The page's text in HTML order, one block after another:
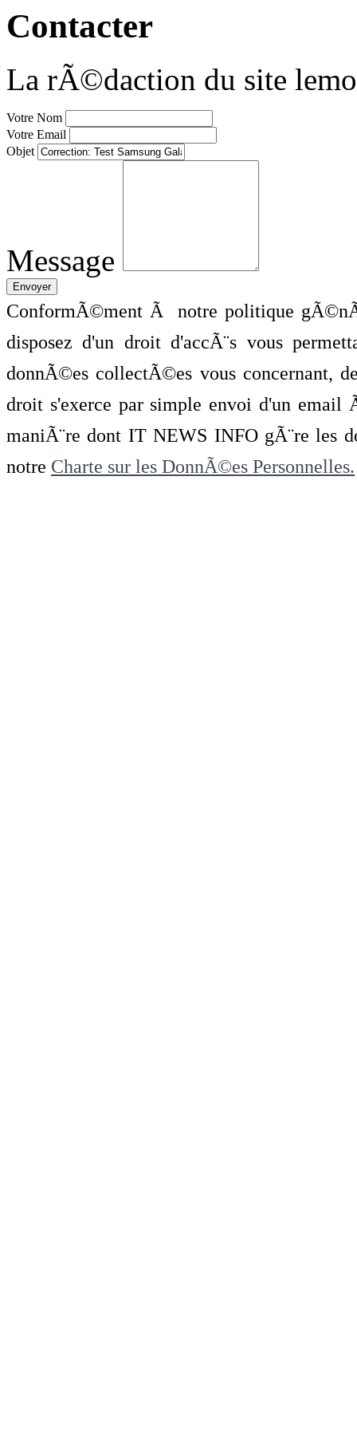
Contacter
La rÃ©daction du site
Votre Nom
Votre Email
Objet
Message
ConformÃ©ment Ã notre politique
disposez d'un droit d'accÃ¨s vous
donnÃ©es collectÃ©es vous concernant,
droit s'exerce par simple envoi d'un
maniÃ¨re dont IT NEWS INFO gÃ¨re les
notre Charte sur les DonnÃ©es Personnelles.